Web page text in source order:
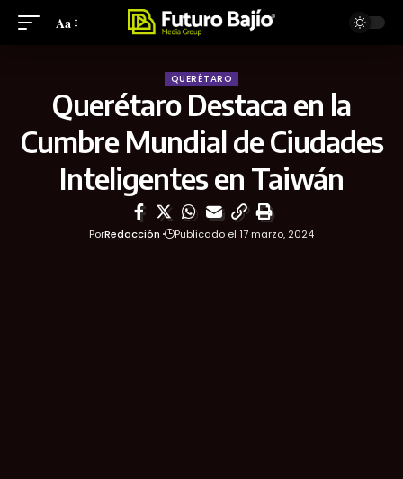
Aa
QUERÉTARO
Querétaro Destaca en la
Cumbre Mundial de Ciudades
Inteligentes en Taiwán
PorRedacción Publicado el 17 marzo, 2024